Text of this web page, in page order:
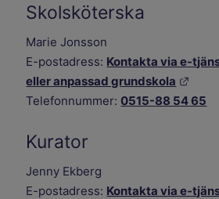
Skolsköterska
Marie Jonsson
E-postadress: Kontakta via e-
eller anpassad grundskola
Telefonnummer:0515-88 54 65
Kurator
Jenny Ekberg
E-postadress: Kontakta via e-